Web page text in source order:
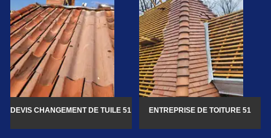
DEVIS CHANGEMENT DE TUILE 51 ENTREPRISE DE TOITURE 51